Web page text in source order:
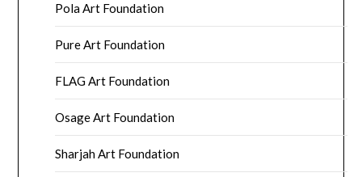
Pola Art Foundation
Pure Art Foundation
FLAG Art Foundation
Osage Art Foundation
Sharjah Art Foundation